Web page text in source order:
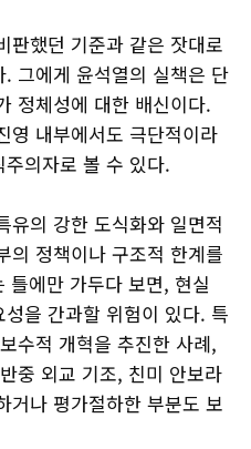
판했던 기준과 같은 잣대로
그에게 윤석열의 실책은 단
정체성에 대한 배신이다.
영 내부에서도 극단적이라
의자로 볼 수 있다.
유의 강한 도식화와 일면적
의 정책이나 구조적 한계를
틀에만 가두다 보면, 현실
을 간과할 위험이 있다. 특
수적 개혁을 추진한 사례,
중 외교 기조, 친미 안보라
거나 평가절하한 부분도 보